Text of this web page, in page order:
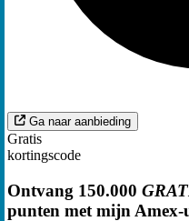
Ga naar aanbieding
Gratis
kortingscode
Ontvang 150.000
punten met mijn